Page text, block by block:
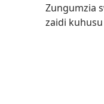
Zungumzia
zaidi